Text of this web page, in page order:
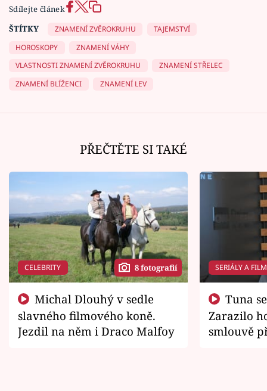
Sdílejte článek
ŠTÍTKY
ZNAMENÍ ZVĚROKRUHU
TAJEMSTVÍ
HOROSKOPY
ZNAMENÍ VÁHY
VLASTNOSTI ZNAMENÍ ZVĚROKRUHU
ZNAMENÍ STŘELEC
ZNAMENÍ BLÍŽENCI
ZNAMENÍ LEV
PŘEČTĚTE SI TAKÉ
CELEBRITY 8 fotografií
slavného filmového koně.
Jezdil na něm i Draco Malfoy
SERIÁLY A
Zarazilo
smlouvě